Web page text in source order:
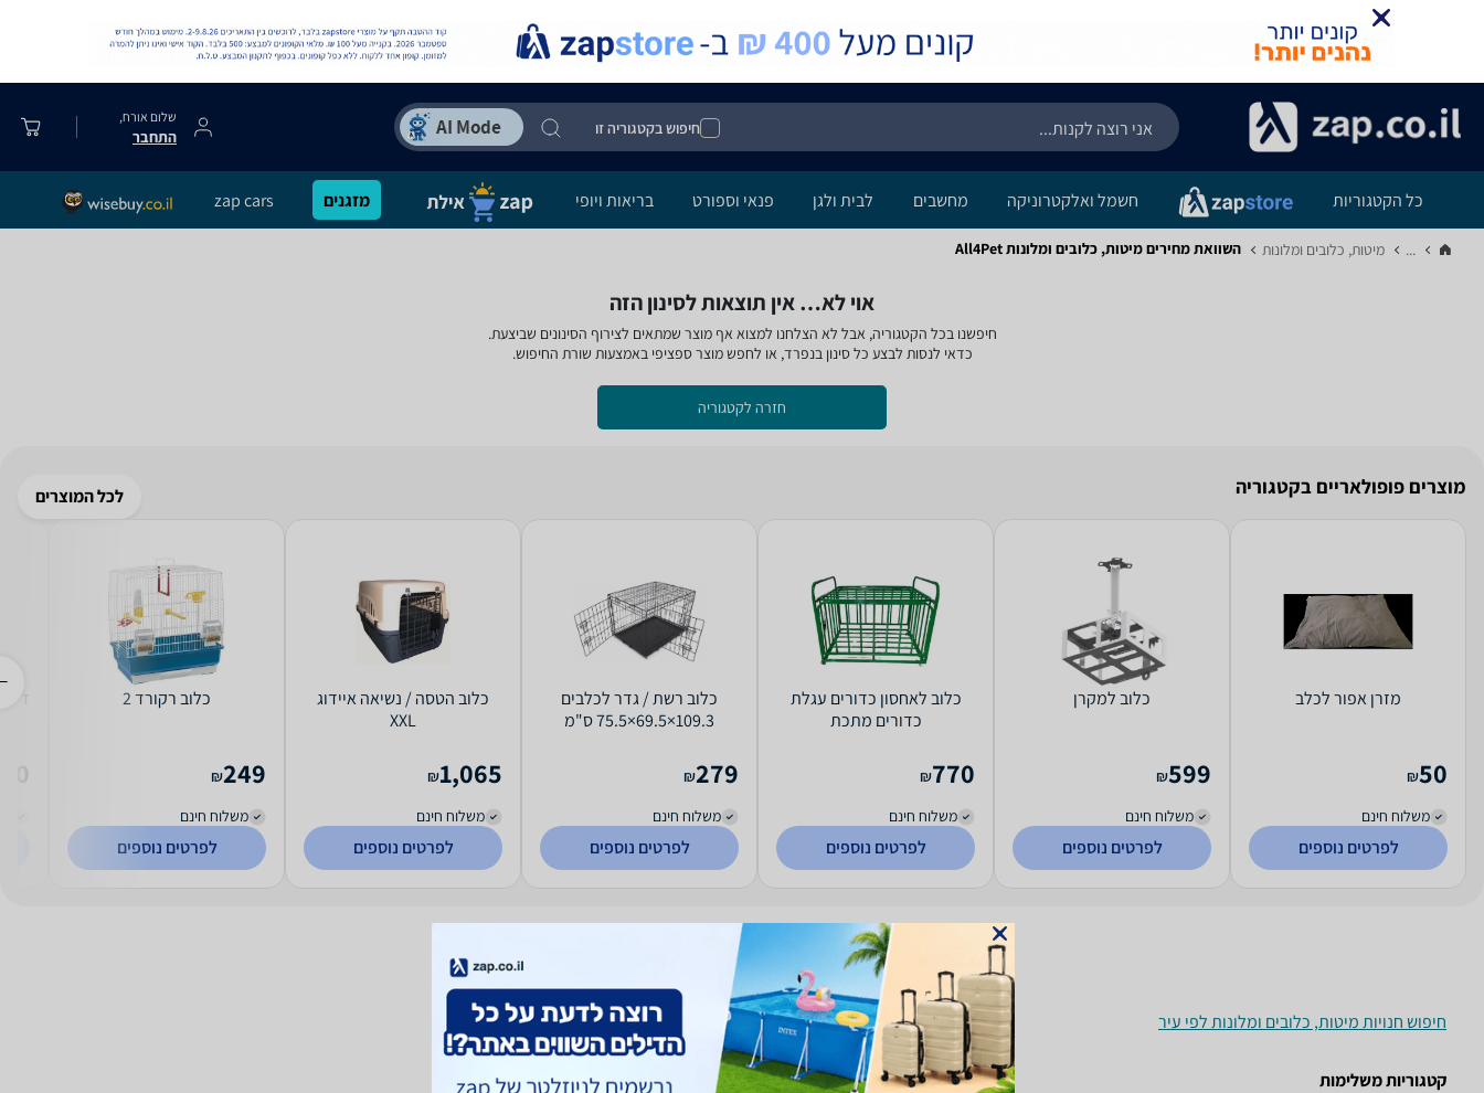
חיפוש בקטגוריה זו
שלום אורח,
התחבר
כל הקטגוריות חשמל ואלקטרוניקה מחשבים לבית ולגן פנאי וספורט בריאות ויופי מזגנים zap cars
... מיטות, כלובים ומלונות‏ השוואת מחירים מיטות, כלובים ומלונות ‏All4Pet
אוי לא… אין תוצאות לסינון הזה
חיפשנו בכל הקטגוריה, אבל לא הצלחנו למצוא אף מוצר שמתאים לצירוף הסינונים שביצעת.
כדאי לנסות לבצע כל סינון בנפרד, או לחפש מוצר ספציפי באמצעות שורת החיפוש.
חזרה לקטגוריה
מוצרים פופולאריים בקטגוריה לכל המוצרים
מזרן אפור לכלב
50
₪
משלוח חינם
לפרטים נוספים
כלוב למקרן
599
₪
משלוח חינם
לפרטים נוספים
כלוב לאחסון כדורים עגלת
כדורים מתכת
770
₪
משלוח חינם
לפרטים נוספים
כלוב רשת / גדר לכלבים
109.3×69.5×75.5 ס"מ
279
₪
משלוח חינם
לפרטים נוספים
כלוב הטסה / נשיאה איידוג
XXL
1,065
₪
משלוח חינם
לפרטים נוספים
כלוב רקורד 2
249
₪
משלוח חינם
לפרטים נוספים
חיפוש חנויות מיטות, כלובים ומלונות לפי עיר
קטגוריות משלימות